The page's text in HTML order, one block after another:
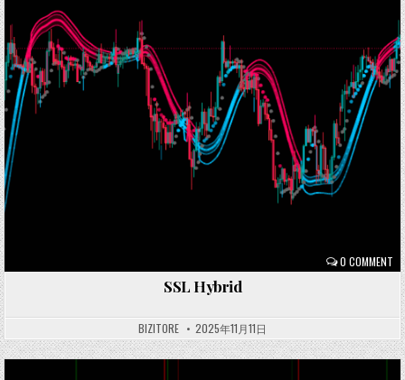
0 COMMENT
Posted
in
SSL Hybrid
BIZITORE 2025年11月11日